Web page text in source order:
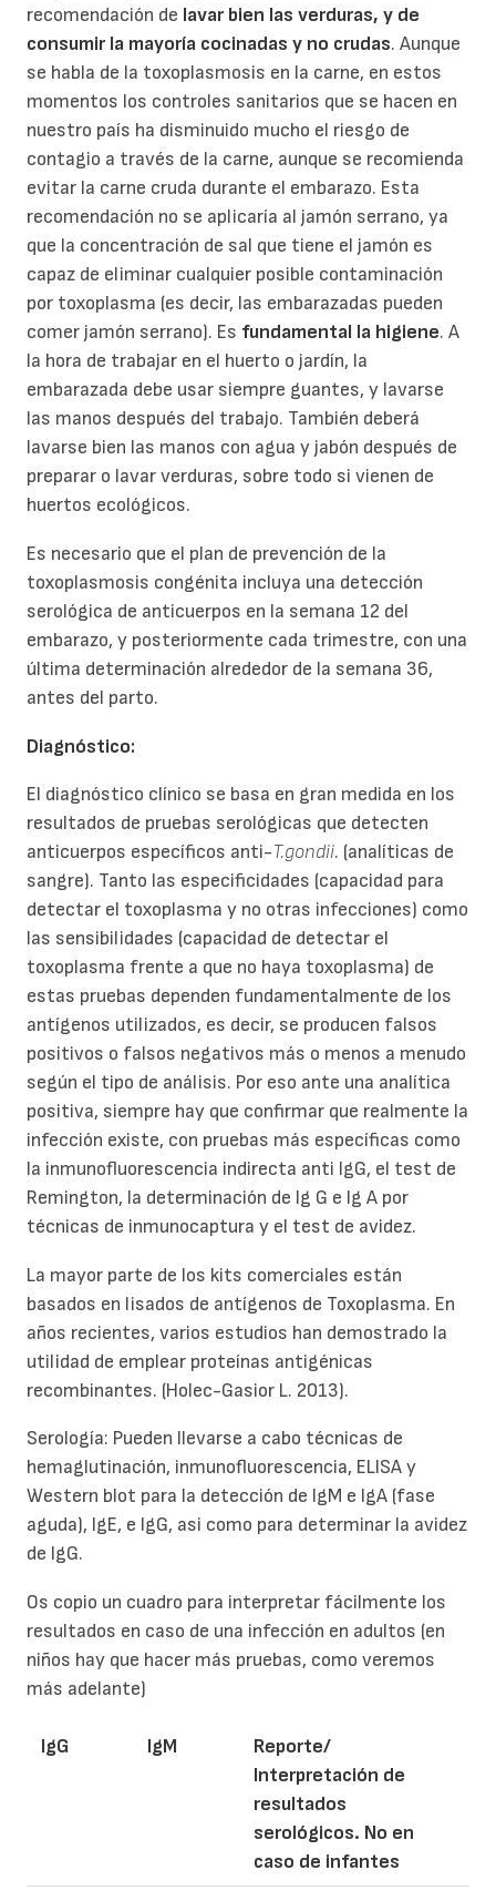
recomendación de lavar bien las verduras, y de
consumir la mayoría cocinadas y no crudas. Aunque
se habla de la toxoplasmosis en la carne, en estos
momentos los controles sanitarios que se hacen en
nuestro país ha disminuido mucho el riesgo de
contagio a través de la carne, aunque se recomienda
evitar la carne cruda durante el embarazo. Esta
recomendación no se aplicaría al jamón serrano, ya
que la concentración de sal que tiene el jamón es
capaz de eliminar cualquier posible contaminación
por toxoplasma (es decir, las embarazadas pueden
comer jamón serrano). Es fundamental la higiene. A
la hora de trabajar en el huerto o jardín, la
embarazada debe usar siempre guantes, y lavarse
las manos después del trabajo. También deberá
lavarse bien las manos con agua y jabón después de
preparar o lavar verduras, sobre todo si vienen de
huertos ecológicos.
Es necesario que el plan de prevención de la
toxoplasmosis congénita incluya una detección
serológica de anticuerpos en la semana 12 del
embarazo, y posteriormente cada trimestre, con una
última determinación alrededor de la semana 36,
antes del parto.
Diagnóstico:
El diagnóstico clínico se basa en gran medida en los
resultados de pruebas serológicas que detecten
anticuerpos específicos anti-T.gondii. (analíticas de
sangre). Tanto las especificidades (capacidad para
detectar el toxoplasma y no otras infecciones) como
las sensibilidades (capacidad de detectar el
toxoplasma frente a que no haya toxoplasma) de
estas pruebas dependen fundamentalmente de los
antígenos utilizados, es decir, se producen falsos
positivos o falsos negativos más o menos a menudo
según el tipo de análisis. Por eso ante una analítica
positiva, siempre hay que confirmar que realmente la
infección existe, con pruebas más específicas como
la inmunofluorescencia indirecta anti IgG, el test de
Remington, la determinación de Ig G e Ig A por
técnicas de inmunocaptura y el test de avidez.
La mayor parte de los kits comerciales están
basados en lisados de antígenos de Toxoplasma. En
años recientes, varios estudios han demostrado la
utilidad de emplear proteínas antigénicas
recombinantes. (Holec-Gasior L. 2013).
Serología: Pueden llevarse a cabo técnicas de
hemaglutinación, inmunofluorescencia, ELISA y
Western blot para la detección de IgM e IgA (fase
aguda), IgE, e IgG, asi como para determinar la avidez
de IgG.
Os copio un cuadro para interpretar fácilmente los
resultados en caso de una infección en adultos (en
niños hay que hacer más pruebas, como veremos
más adelante)
IgG IgM
Reporte/
Interpretación de
resultados
serológicos. No en
caso de infantes